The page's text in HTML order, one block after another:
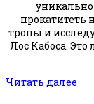
прокатитеть
тропы и
Лос Кабоса.
Читать далее